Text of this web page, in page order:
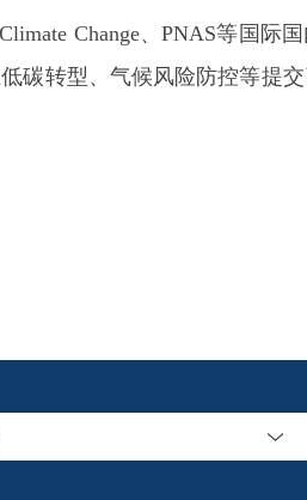
Change、PNAS等国际
碳转型、气候风险防控等提